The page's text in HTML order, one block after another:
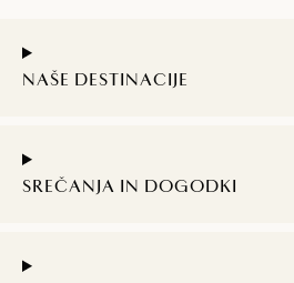
NAŠE DESTINACIJE
SREČANJA IN DOGODKI